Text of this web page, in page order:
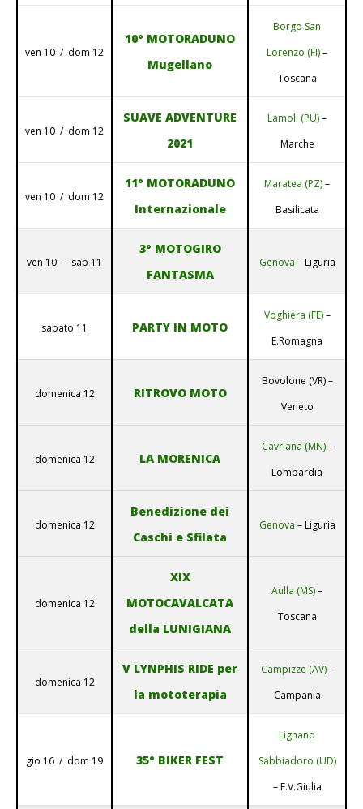
ven 10 / dom 12
10° MOTORADUNO
Mugellano
Borgo San
Lorenzo (FI)–
Toscana
ven 10 / dom 12
SUAVE ADVENTURE
2021
Lamoli (PU)–
Marche
ven 10 / dom 12
11° MOTORADUNO
Internazionale
Maratea (PZ)–
Basilicata
ven 10 – sab 11
3° MOTOGIRO
FANTASMA
Genova – Liguria
sabato 11 PARTY IN MOTO
Voghiera (FE)–
E.Romagna
domenica 12 RITROVO MOTO
Bovolone (VR) –
Veneto
domenica 12 LA MORENICA
Cavriana (MN)–
Lombardia
domenica 12
Benedizione dei
Caschi e Sfilata
Genova – Liguria
domenica 12
XIX
MOTOCAVALCATA
della LUNIGIANA
Aulla (MS)–
Toscana
domenica 12
V LYNPHIS RIDE per
la mototerapia
Campizze (AV)–
Campania
gio 16 / dom 19 35° BIKER FEST
Lignano
Sabbiadoro (UD)
– F.V.Giulia